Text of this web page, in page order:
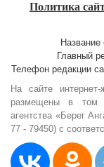
Политика
Главный
Телефон редакции
На сайте
размещены в том
агентства «Берег
77 - 79450) с